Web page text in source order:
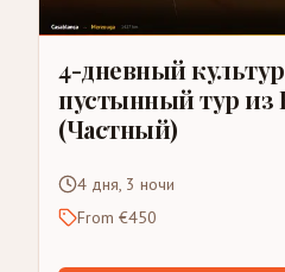
4-дневный
пустынный тур из
(Частный)
4 дня, 3 ночи
From €450